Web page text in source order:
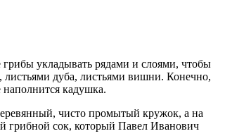
грибы укладывать рядами и слоями, чтобы
дуба, листьями вишни. Конечно,
кадушка.
чисто промытый кружок, а на
грибной сок, который Павел Иванович